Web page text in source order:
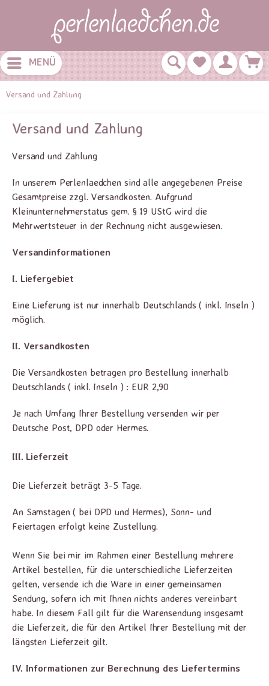
MENÜ
Versand und Zahlung
Versand und Zahlung
Versand und Zahlung
In unserem Perlenlaedchen sind alle angegebenen Preise
Gesamtpreise zzgl. Versandkosten. Aufgrund
Kleinunternehmerstatus gem. § 19 UStG wird die
Mehrwertsteuer in der Rechnung nicht ausgewiesen.
Versandinformationen
I. Liefergebiet
Eine Lieferung ist nur innerhalb Deutschlands ( inkl. Inseln )
möglich.
II. Versandkosten
Die Versandkosten betragen pro Bestellung innerhalb
Deutschlands ( inkl. Inseln ) : EUR 2,90
Je nach Umfang Ihrer Bestellung versenden wir per
Deutsche Post, DPD oder Hermes.
III. Lieferzeit
Die Lieferzeit beträgt 3-5 Tage.
An Samstagen ( bei DPD und Hermes), Sonn- und
Feiertagen erfolgt keine Zustellung.
Wenn Sie bei mir im Rahmen einer Bestellung mehrere
Artikel bestellen, für die unterschiedliche Lieferzeiten
gelten, versende ich die Ware in einer gemeinsamen
Sendung, sofern ich mit Ihnen nichts anderes vereinbart
habe. In diesem Fall gilt für die Warensendung insgesamt
die Lieferzeit, die für den Artikel Ihrer Bestellung mit der
längsten Lieferzeit gilt.
IV. Informationen zur Berechnung des Liefertermins